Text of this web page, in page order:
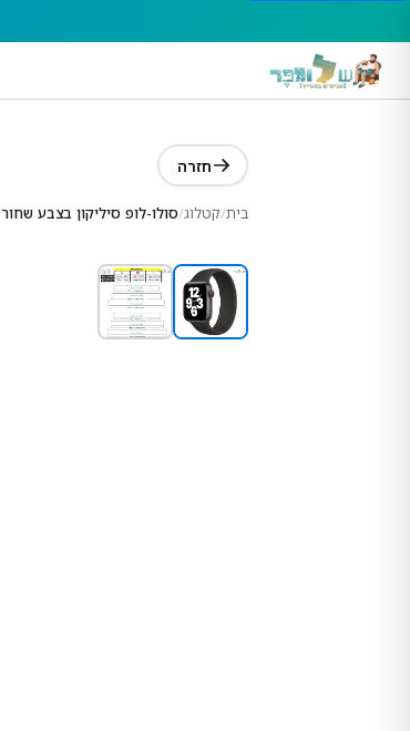
חזרה
בית/קטלוג/סולו-לופ סיליקון בצבע שחור